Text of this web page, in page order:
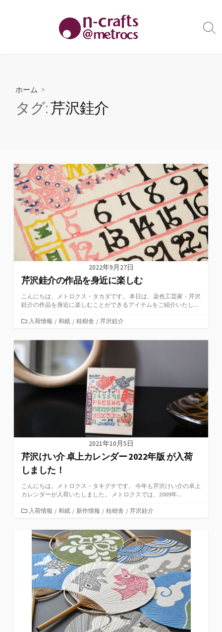
ツ
検
ホーム >
タグ:芹沢銈介
2022年9月27日
芹沢銈介の作品を身近に楽しむ
こんにちは、メトロクス・タカダです。 本日は、染色工芸家・芹沢
銈介の作品を身近に楽しむことができるアイテムをご紹介いたし...
カ
ゴ
入荷情報 / 和紙 / 桂樹舎 / 芹沢銈介
2021年10月5日
芹沢けい介 卓上カレンダー 2022年版 が入荷
しました！
こんにちは。メトロクス・タキグチです。 今年も芹沢けい介の卓上
カレンダーが入荷いたしました。 メトロクスでは、2009年...
カ
ゴ
リ
入荷情報 / 和紙 / 新作情報 / 桂樹舎 / 芹沢銈介